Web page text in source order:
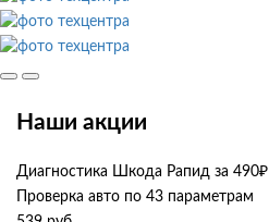
Наши акции
Диагностика Шкода Рапид за 490₽
Проверка авто по 43 параметрам